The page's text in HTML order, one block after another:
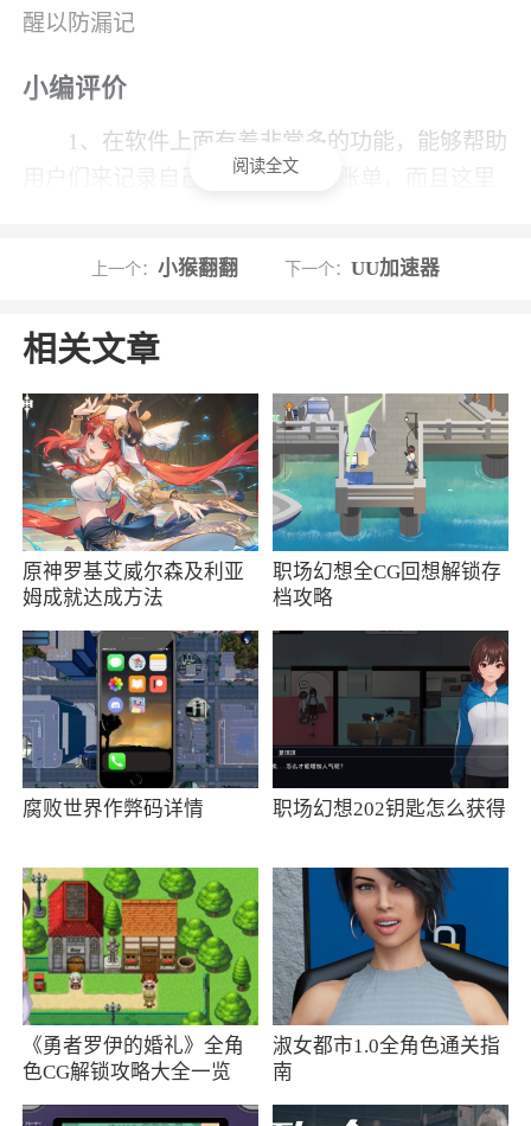
醒以防漏记
小编评价
1、在软件上面有着非常多的功能，能够帮助
用户们来记录自己消费的每一笔账单，而且这里
软件上面还能用各种图片进行展示
能够将用户所花的每一笔钱全都记录在册，还可
月有在哪些花销大头上多花了钱。另外在App上
还支持用户对花销账单进行自定义的命名管理，
能够将每一笔账单进行分类，餐饮、水果、日用
消耗品、生活水电等等
更新日志
修复已知问题，优化使用体验
更新日志
优化记账面板，修复已知问题
更新日志
升级UI，优化记账体验
更新日志
修复已知问题，优化记账体验
更新日志
优化明细列表，新增蜜蜂奖励！
阅读全文
上一个：小猴翻翻 下一个： UU加速器
相关文章
原神罗基艾威尔森及利亚
姆成就达成方法
职场幻想全CG回想解锁存
档攻略
腐败世界作弊码详情 职场幻想202钥匙怎么获得
《勇者罗伊的婚礼》全角
色CG解锁攻略大全一览
淑女都市1.0全角色通关指
南